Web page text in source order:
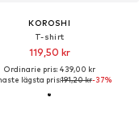
KOROSHI
T-shirt
119,50 kr
Ordinarie pris: 439,00 kr
lägsta pris:191,20 kr-37%